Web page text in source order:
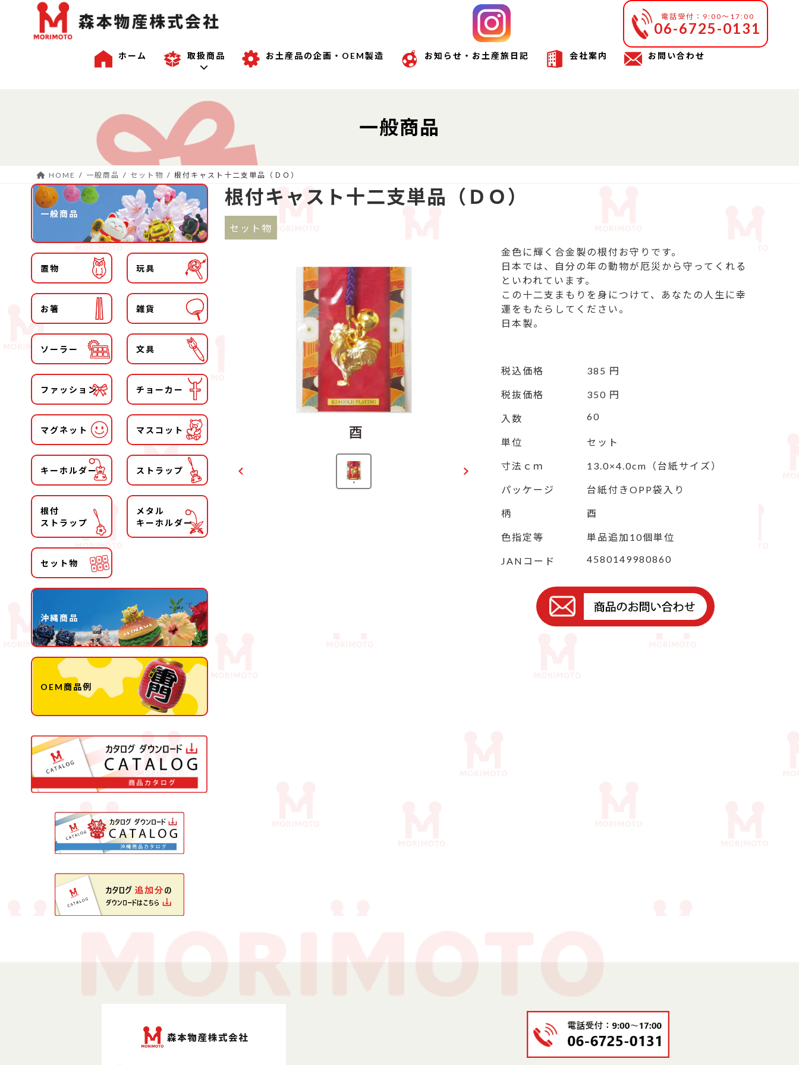
電話受付：9:00～17:00
06-6725-0131
ホーム 取扱商品
一般商品
沖縄商品
OEM商品例
お土産品の企画・OEM製造 お知らせ・お土産旅日記 会社案内 お問い合わせ
一般商品
HOME 一般商品 セット物 根付キャスト十二支単品（ＤＯ）
根付キャスト十二支単品（ＤＯ）
セット物
金色に輝く合金製の根付お守りです。
日本では、自分の年の動物が厄災から守ってくれる
といわれています。
この十二支まもりを身につけて、あなたの人生に幸
運をもたらしてください。
日本製。
税込価格 385 円
税抜価格 350 円
入数 60
単位 セット
寸法ｃｍ 13.0×4.0cm（台紙サイズ）
パッケージ 台紙付きOPP袋入り
柄 酉
色指定等 単品追加10個単位
JANコード 4580149980860
一般商品
置物 玩具
お箸 雑貨
ソーラー 文具
ファッション チョーカー
マグネット マスコット
キーホルダー ストラップ
根付
ストラップ
メタル
キーホルダー
セット物
沖縄商品
OEM商品例